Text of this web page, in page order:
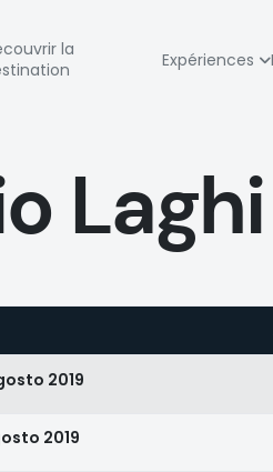
la
Expériences
2019
2019